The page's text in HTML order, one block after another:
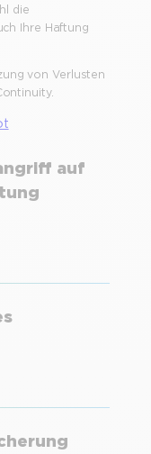
die
Ihre Haftung
von Verlusten
auf